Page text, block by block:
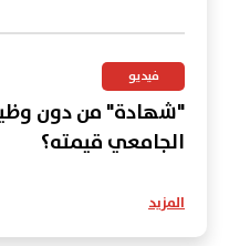
فيديو
"شهادة" من دون
الجامعي قيمته؟
المزيد